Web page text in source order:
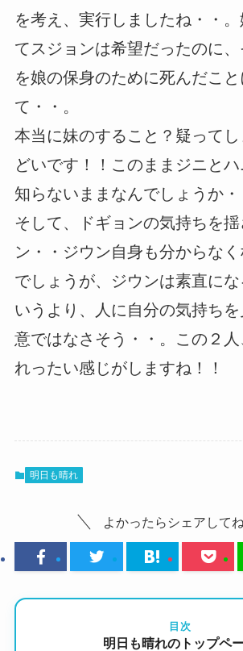
を考え、実行しましたね・・
てスジョンは希望だったのに
を娘の保身のために死んだこ
て・・。
本当に妹のすること？疑って
どいです！！このままジニと
知らないままなんでしょうか・
そして、ドギョンの気持ちを揺
ン・・ジウン自身も分からな
でしょうが、ジウンは素直にな
いうより、人に自分の気持ち
意ではなさそう・・。この２
れったい感じがしますね！！
明日も晴れ
よかったらシェアしてね
目次
明日も晴れのトップペ